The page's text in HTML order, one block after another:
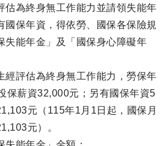
估為終身無工作能力並請領失能年
國保年資，得依勞、國保各保險規
失能年金」及「國保身心障礙年
經評估為終身無工作能力，勞保年
保薪資32,000元；另有國保年資5
元（115年1月1日起，國保月
元）。